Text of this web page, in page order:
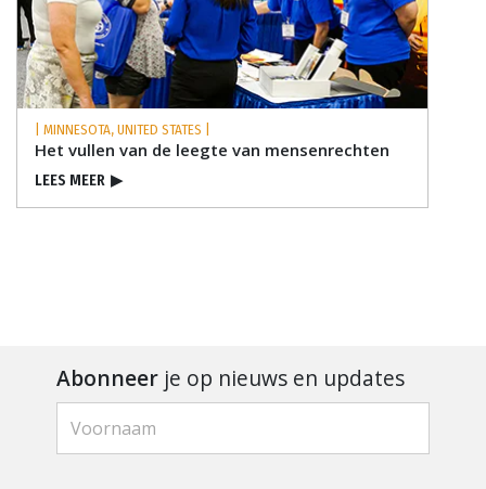
| MINNESOTA, UNITED STATES |
Het vullen van de leegte van mensenrechten
LEES MEER ▶
Abonneer je op nieuws en updates